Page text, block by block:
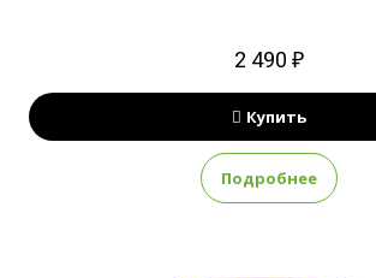
2 490 ₽
Купить
Подробнее